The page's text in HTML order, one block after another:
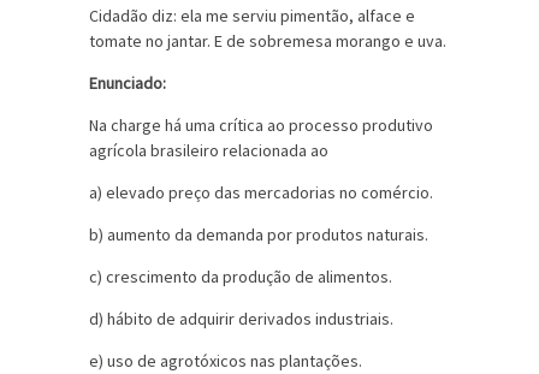
Cidadão diz: ela me serviu pimentão, alface e
tomate no jantar. E de sobremesa morango e uva.
Enunciado:
Na charge há uma crítica ao processo produtivo
agrícola brasileiro relacionada ao
a) elevado preço das mercadorias no comércio.
b) aumento da demanda por produtos naturais.
c) crescimento da produção de alimentos.
d) hábito de adquirir derivados industriais.
e) uso de agrotóxicos nas plantações.